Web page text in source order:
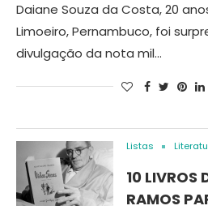
Daiane Souza da Costa, 20
Limoeiro, Pernambuco, foi
divulgação da nota mil…
Listas
10 LIVROS
RAMOS